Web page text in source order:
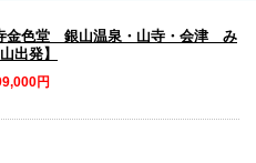
金色堂 銀山温泉・山寺・会津 み
出発】
円